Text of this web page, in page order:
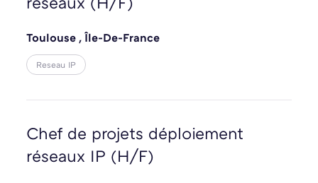
Toulouse ,Île-De-France
Reseau IP
Chef de projets déploiement
réseaux IP (H/F)